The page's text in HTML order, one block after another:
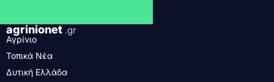
agrinionet .gr
Αγρίνιο
Τοπικά Νέα
Δυτική Ελλάδα